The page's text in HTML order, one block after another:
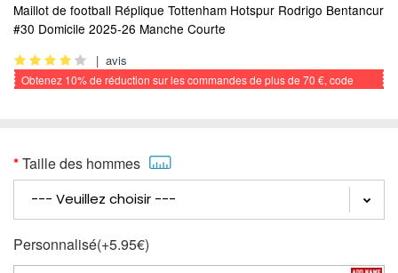
Maillot de football Réplique Tottenham Hotspur Rodrigo Bentancur
#30 Domicile 2025-26 Manche Courte
| avis
Obtenez 10%de réduction sur les commandes de plus de 70 €, code
Taille des hommes
Personnalisé(+5.95€)